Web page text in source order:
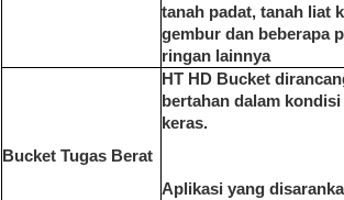
tanah padat, tanah liat
gembur dan beberapa
ringan lainnya
Bucket Tugas Berat
HT HD Bucket
bertahan dalam
keras.
Aplikasi yang